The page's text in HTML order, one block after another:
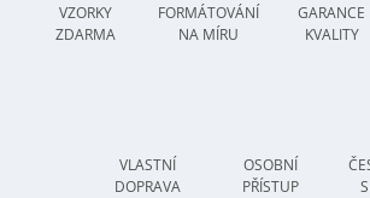
VZORKY
ZDARMA
FORMÁTOVÁNÍ
NA MÍRU
GARANCE
KVALITY
VLASTNÍ
DOPRAVA
OSOBNÍ
PŘÍSTUP